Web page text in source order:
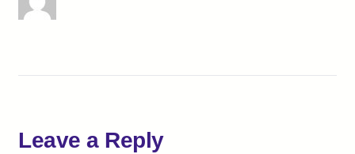
Leave a Reply